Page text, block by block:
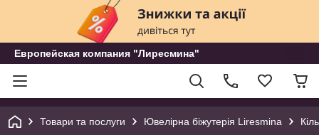
Европейская компания "Лиресмина"
Товари та послуги Ювелірна біжутерія Liresmina